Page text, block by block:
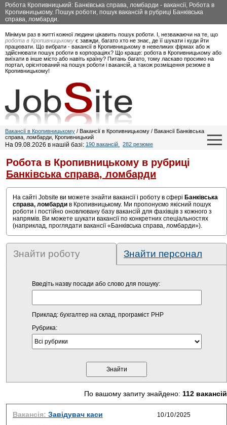
Робота Кропивницький: Банківська справа, ломбарди - вакансії, Робота в
Кропивницькому. Пошук роботи, пошук вакансій в рубриці Банківська
справа, ломбарди.
Мінімум раз в житті кожної людини цікавить пошук роботи. І, незважаючи на те, що
робота в Кропивницькому є завжди, багато хто не знає, де її шукати і куди йти
працювати. Що вибрати - вакансії в Кропивницькому в невеликих фірмах або ж
здійснювати пошук роботи в корпораціях? Що краще: робота в Кропивницькому або
виїхати в інше місто або навіть країну? Питань багато, тому ласкаво просимо на
портал, орієнтований на пошук роботи і вакансій, а також розміщення резюме в
Кропивницькому!
Вакансії в Кропивницькому / Вакансії в Кропивницькому / Вакансії Банківська
справа, ломбарди, Кропивницький
На 09.08.2026 в нашій базі: 190 вакансій, 282 резюме
Робота в Кропивницькому в рубриці
Банківська справа, ломбарди
На сайті Jobsite ви можете знайти вакансії і роботу в сфері Банківська
справа, ломбарди в Кропивницькому. Ми пропонуємо якісний пошук
роботи і постійно оновлювану базу вакансій для фахівців з кожного з
напрямів. Ви можете шукати вакансії по конкретних спеціальностях
(наприклад, проглядати вакансії «Банківська справа, ломбарди»).
Знайти роботу Знайти персонал
Введіть назву посади або слово для пошуку:
Приклад: бухгалтер на склад, програміст PHP
Рубрика:
По вашому запиту знайдено: 112 вакансій
Вакансія: Завідувач каси